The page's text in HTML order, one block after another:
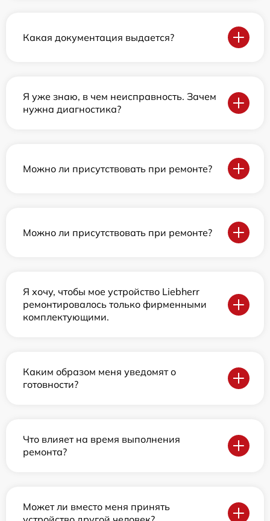
Какая документация выдается?
Я уже знаю, в чем неисправность. Зачем
нужна диагностика?
Можно ли присутствовать при ремонте?
Можно ли присутствовать при ремонте?
Я хочу, чтобы мое устройство Liebherr
ремонтировалось только фирменными
комплектующими.
Каким образом меня уведомят о
готовности?
Что влияет на время выполнения
ремонта?
Может ли вместо меня принять